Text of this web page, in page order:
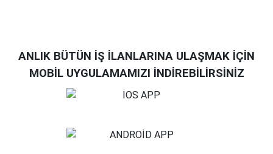
ANLIK BÜTÜN İŞ İLANLARINA ULAŞMAK İÇİN
MOBİL UYGULAMAMIZI İNDİREBİLİRSİNİZ